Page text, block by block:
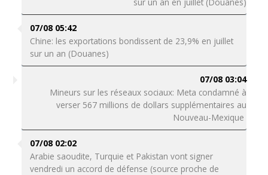
07/08 05:42
Chine: les exportations bondissent de 23,9% en juillet
sur un an (Douanes)
07/08 03:04
Mineurs sur les réseaux sociaux: Meta condamné à
verser 567 millions de dollars supplémentaires au
Nouveau-Mexique
07/08 02:02
Arabie saoudite, Turquie et Pakistan vont signer
vendredi un accord de défense (source proche de